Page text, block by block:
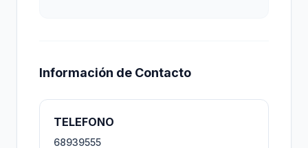
Información de Contacto
TELEFONO
68939555